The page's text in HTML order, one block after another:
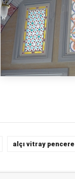
alçı vitray pencere